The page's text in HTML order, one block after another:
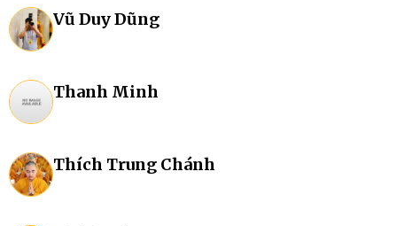
Vũ Duy Dũng
Thanh Minh
Thích Trung Chánh